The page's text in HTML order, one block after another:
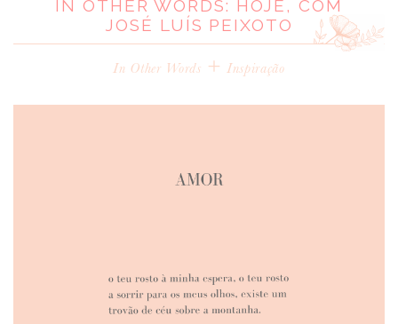
BLOG
MELHOR INSPIRAÇÃO
ENTREVISTAS
CASAVA-ME AQUI!
ANUNCIE CONNOSCO
IN OTHER WORDS: HOJE, COM
JOSÉ LUÍS PEIXOTO
In Other Words + Inspiração